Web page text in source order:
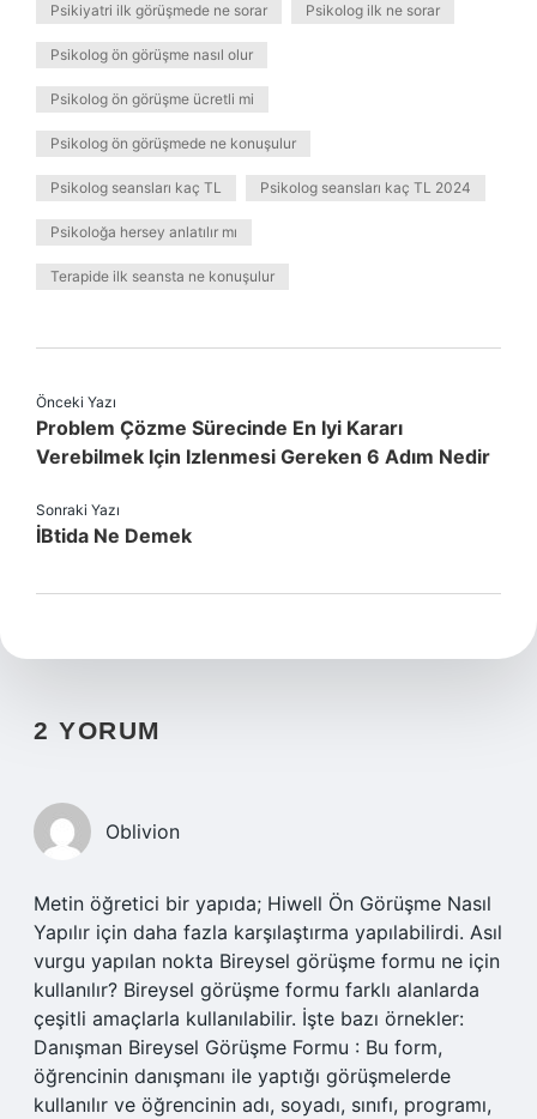
Psikiyatri ilk görüşmede ne sorar Psikolog ilk ne sorar
Psikolog ön görüşme nasıl olur
Psikolog ön görüşme ücretli mi
Psikolog ön görüşmede ne konuşulur
Psikolog seansları kaç TL Psikolog seansları kaç TL 2024
Psikoloğa hersey anlatılır mı
Terapide ilk seansta ne konuşulur
Önceki Yazı
Problem Çözme Sürecinde En Iyi Kararı
Verebilmek Için Izlenmesi Gereken 6 Adım Nedir
Sonraki Yazı
İBtida Ne Demek
2 YORUM
Oblivion
Metin öğretici bir yapıda; Hiwell Ön Görüşme Nasıl
Yapılır için daha fazla karşılaştırma yapılabilirdi. Asıl
vurgu yapılan nokta Bireysel görüşme formu ne için
kullanılır? Bireysel görüşme formu farklı alanlarda
çeşitli amaçlarla kullanılabilir. İşte bazı örnekler:
Danışman Bireysel Görüşme Formu : Bu form,
öğrencinin danışmanı ile yaptığı görüşmelerde
kullanılır ve öğrencinin adı, soyadı, sınıfı, programı,